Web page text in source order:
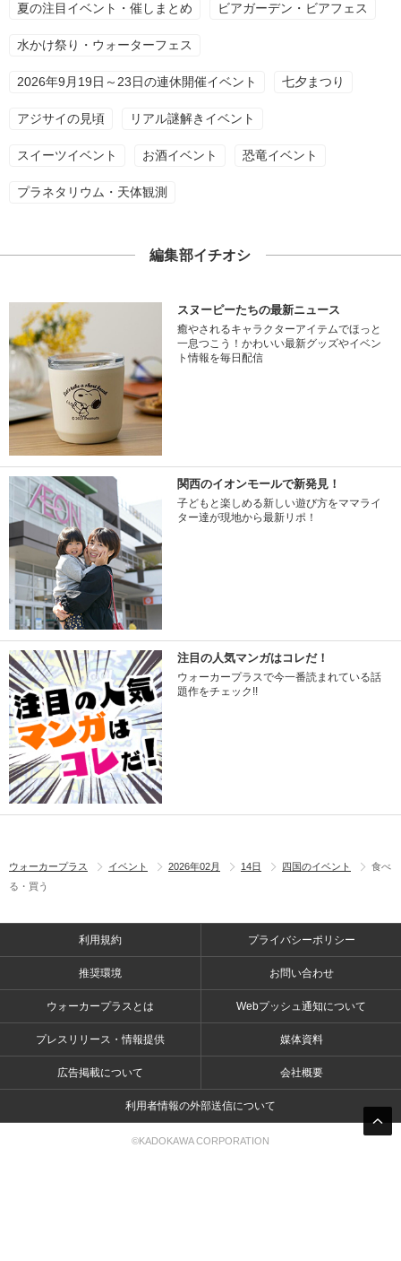
夏の注目イベント・催しまとめ ビアガーデン・ビアフェス
水かけ祭り・ウォーターフェス
2026年9月19日～23日の連休開催イベント 七夕まつり
アジサイの見頃 リアル謎解きイベント
スイーツイベント お酒イベント 恐竜イベント
プラネタリウム・天体観測
編集部イチオシ
スヌーピーたちの最新ニュース
癒やされるキャラクターアイテムでほっと
一息つこう！かわいい最新グッズやイベン
ト情報を毎日配信
関西のイオンモールで新発見！
子どもと楽しめる新しい遊び方をママライ
ター達が現地から最新リポ！
注目の人気マンガはコレだ！
ウォーカープラスで今一番読まれている話
題作をチェック!!
ウォーカープラス イベント 2026年02月 14日 四国のイベント
食べ
る・買う
利用規約 プライバシーポリシー
推奨環境 お問い合わせ
ウォーカープラスとは Webプッシュ通知について
プレスリリース・情報提供 媒体資料
広告掲載について 会社概要
利用者情報の外部送信について
©KADOKAWA CORPORATION